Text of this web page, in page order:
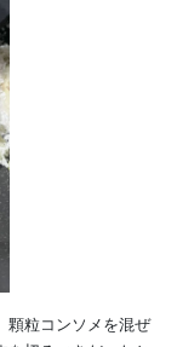
顆粒コンソメを混ぜ